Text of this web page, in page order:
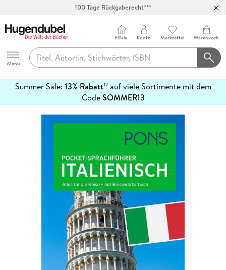
100 Tage Rückgaberecht***
Hugendubel
Menu
Filiale Konto Merkzettel Warenkorb
Summer Sale: 13% Rabatt12auf viele Sortimente mit dem
CodeSOMMER13
erfahren